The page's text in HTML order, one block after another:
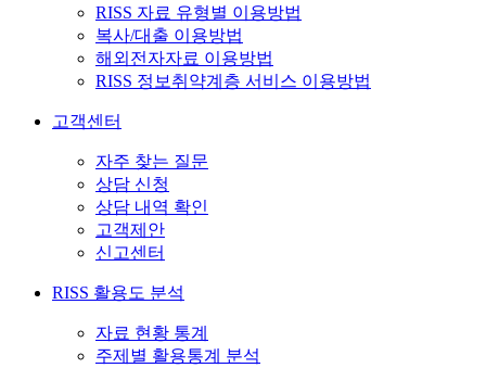
RISS 자료 유형별 이용방법
복사/대출 이용방법
해외전자자료 이용방법
RISS 정보취약계층 서비스 이용방법
고객센터
자주 찾는 질문
상담 신청
상담 내역 확인
고객제안
신고센터
RISS 활용도 분석
자료 현황 통계
주제별 활용통계 분석